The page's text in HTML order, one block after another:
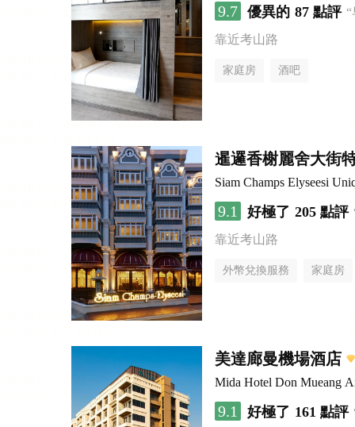
9.7 優異的 87 點評
靠近考山路
家庭房 酒吧
暹邏香榭麗舍大街
Siam Champs Elyseesi
9.1 好極了 205 點評
靠近考山路
外幣兌換服務 家庭房
美達廊曼機場酒店
Mida Hotel Don Mueang
9.1 好極了 161 點評